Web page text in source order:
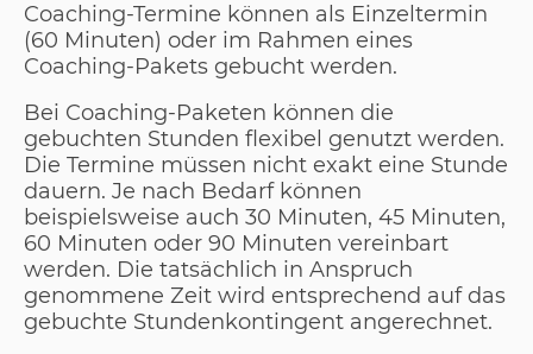
Coaching-Termine können als Einzeltermin
(60 Minuten) oder im Rahmen eines
Coaching-Pakets gebucht werden.
Bei Coaching-Paketen können die
gebuchten Stunden flexibel genutzt werden.
Die Termine müssen nicht exakt eine Stunde
dauern. Je nach Bedarf können
beispielsweise auch 30 Minuten, 45 Minuten,
60 Minuten oder 90 Minuten vereinbart
werden. Die tatsächlich in Anspruch
genommene Zeit wird entsprechend auf das
gebuchte Stundenkontingent angerechnet.